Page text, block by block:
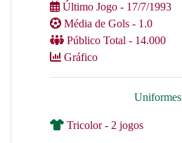
Último Jogo - 17/7/1993
Média de Gols - 1.0
Público Total - 14.000
Gráfico
Uniformes
Tricolor - 2 jogos